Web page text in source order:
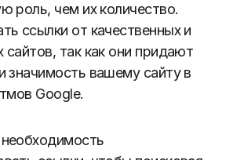
роль, чем их количество.
ссылки от качественных и
сайтов, так как они придают
значимость вашему сайту в
Google.